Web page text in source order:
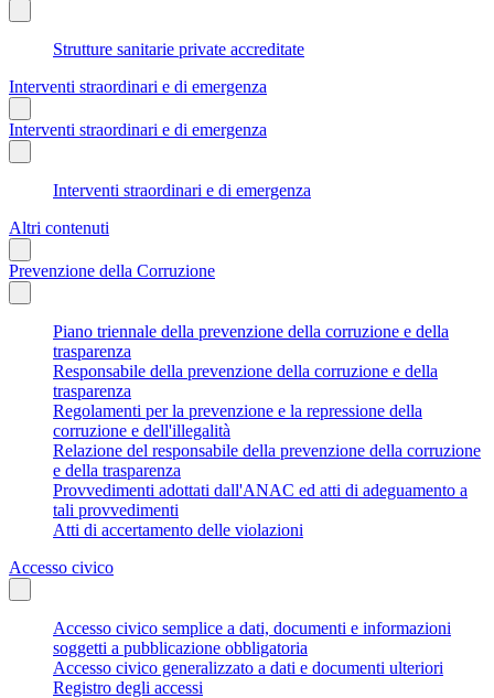
Strutture sanitarie private accreditate
Interventi straordinari e di emergenza
Interventi straordinari e di emergenza
Interventi straordinari e di emergenza
Altri contenuti
Prevenzione della Corruzione
Piano triennale della prevenzione della corruzione e della
trasparenza
Responsabile della prevenzione della corruzione e della
trasparenza
Regolamenti per la prevenzione e la repressione della
corruzione e dell'illegalità
Relazione del responsabile della prevenzione della corruzione
e della trasparenza
Provvedimenti adottati dall'ANAC ed atti di adeguamento a
tali provvedimenti
Atti di accertamento delle violazioni
Accesso civico
Accesso civico semplice a dati, documenti e informazioni
soggetti a pubblicazione obbligatoria
Accesso civico generalizzato a dati e documenti ulteriori
Registro degli accessi